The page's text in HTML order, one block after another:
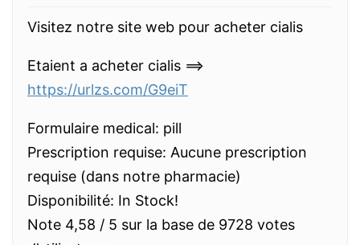
Visitez notre site web pour acheter cialis
Etaient a acheter cialis ==>
https://urlzs.com/G9eiT
Formulaire medical: pill
Prescription requise: Aucune prescription
requise (dans notre pharmacie)
Disponibilité: In Stock!
Note 4,58 / 5 sur la base de 9728 votes